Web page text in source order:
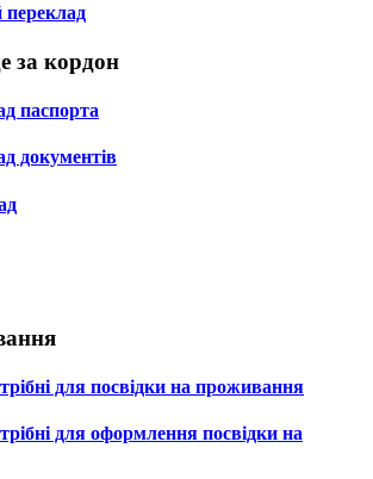
за кордон
паспорта
документів
для посвідки на проживання
для оформлення посвідки на